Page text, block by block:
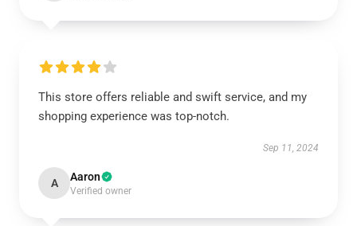
This store offers reliable and swift service, and my
shopping experience was top-notch.
Sep 11, 2024
A Aaron
Verified owner